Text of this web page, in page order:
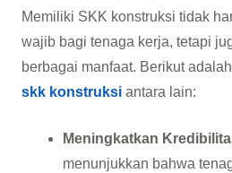
Memiliki SKK konstruksi tidak
wajib bagi tenaga kerja, tetapi
berbagai manfaat. Berikut adalah
skk konstruksi antara lain:
Meningkatkan
menunjukkan bahwa